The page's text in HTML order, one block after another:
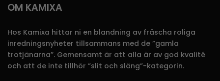
OM KAMIXA
Hos Kamixa hittar ni en blandning av fräscha roliga
inredningsnyheter tillsammans med de ”gamla
trotjänarna”. Gemensamt är att alla är av god kvalité
och att de inte tillhör ”slit och släng”-kategorin.